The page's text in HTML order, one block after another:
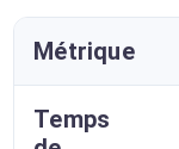
Métrique
Temps